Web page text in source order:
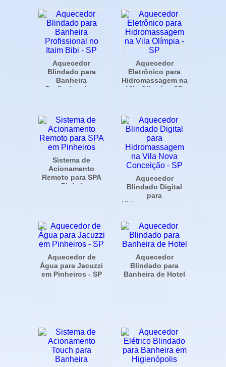
Aquecedor
Blindado para
Banheira
Profissional no
Aquecedor
Eletrônico para
Hidromassagem na
Vila Olímpia - SP
Sistema de
Acionamento
Remoto para SPA
em Pinheiros
Aquecedor
Blindado Digital
para
Hidromassagem na
Conceição - SP
Aquecedor de
Água para Jacuzzi
em Pinheiros - SP
Aquecedor
Blindado para
Banheira de Hotel